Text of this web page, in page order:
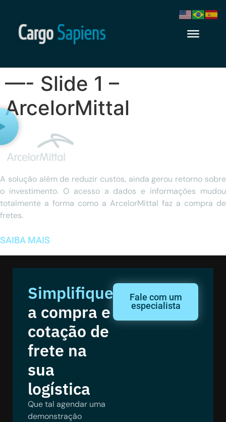
—- Slide 1 –
ArcelorMittal
A solução além de reduzir custos, ainda gerou retorno sobre
o investimento. O acesso a dados e informações mudou
totalmente a forma como a ArcelorMittal faz a compra de
fretes.
SAIBA MAIS
Simplifique
a compra e
cotação de
frete na
sua
logística
Que tal agendar uma
demonstração
Fale com um
especialista